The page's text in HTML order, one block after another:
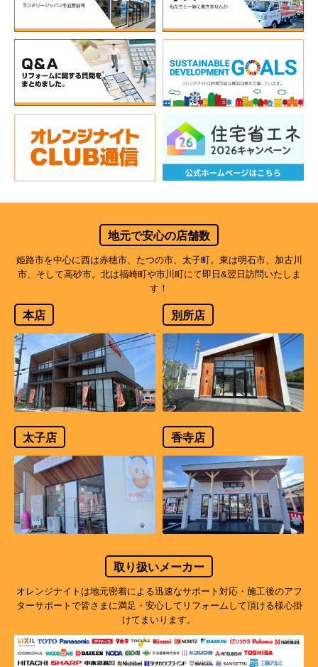
地元で安心の店舗数
姫路市を中心に西は赤穂市、たつの市、太子町。東は明石市、加古川
市、そして高砂市。北は福崎町や市川町にて即日&翌日訪問いたしま
す！
本店 別所店
太子店 香寺店
取り扱いメーカー
オレンジナイトは地元密着による迅速なサポート対応・施工後のアフ
ターサポートで皆さまに満足・安心してリフォームして頂ける様心掛
けてまいります。